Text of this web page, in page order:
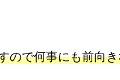
ので何事にも前向